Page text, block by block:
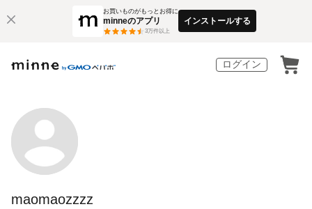
お買いものがもっとお得に
minneのアプリ
3万件以上
インストールする
ログイン
maomaozzzz